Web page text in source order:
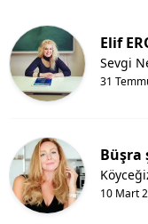
Elif
31
Sevgi
Büşra
10 Mart